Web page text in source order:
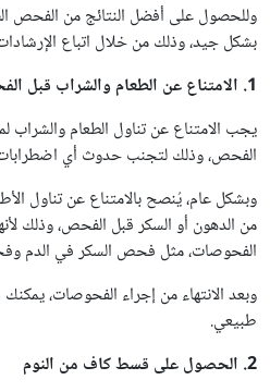
وللحصول على أفضل النتائج من الفحص
بشكل جيد، وذلك من خلال اتباع الإرشادات
1. الامتناع عن الطعام والشراب قبل الفحص
الفحص، وذلك لتجنب حدوث أي
وبشكل عام، يُنصح بالامتناع عن تناول
من الدهون أو السكر قبل الفحص، وذلك
الفحوصات، مثل فحص السكر في الدم
وبعد الانتهاء من إجراء الفحوصات،
طبيعي.
2. الحصول على قسط كاف من النوم